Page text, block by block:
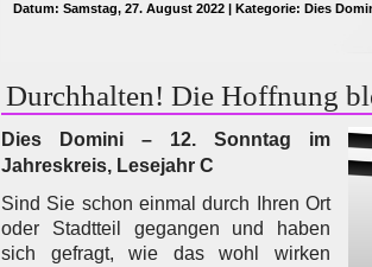
Datum: Samstag, 27. August 2022 | Kategorie: Dies
Durchhalten! Die Hoffnung
Dies Domini – 12. Sonntag im
Jahreskreis, Lesejahr C
Sind Sie schon einmal durch Ihren Ort
oder Stadtteil gegangen und haben
sich gefragt, wie das wohl wirken